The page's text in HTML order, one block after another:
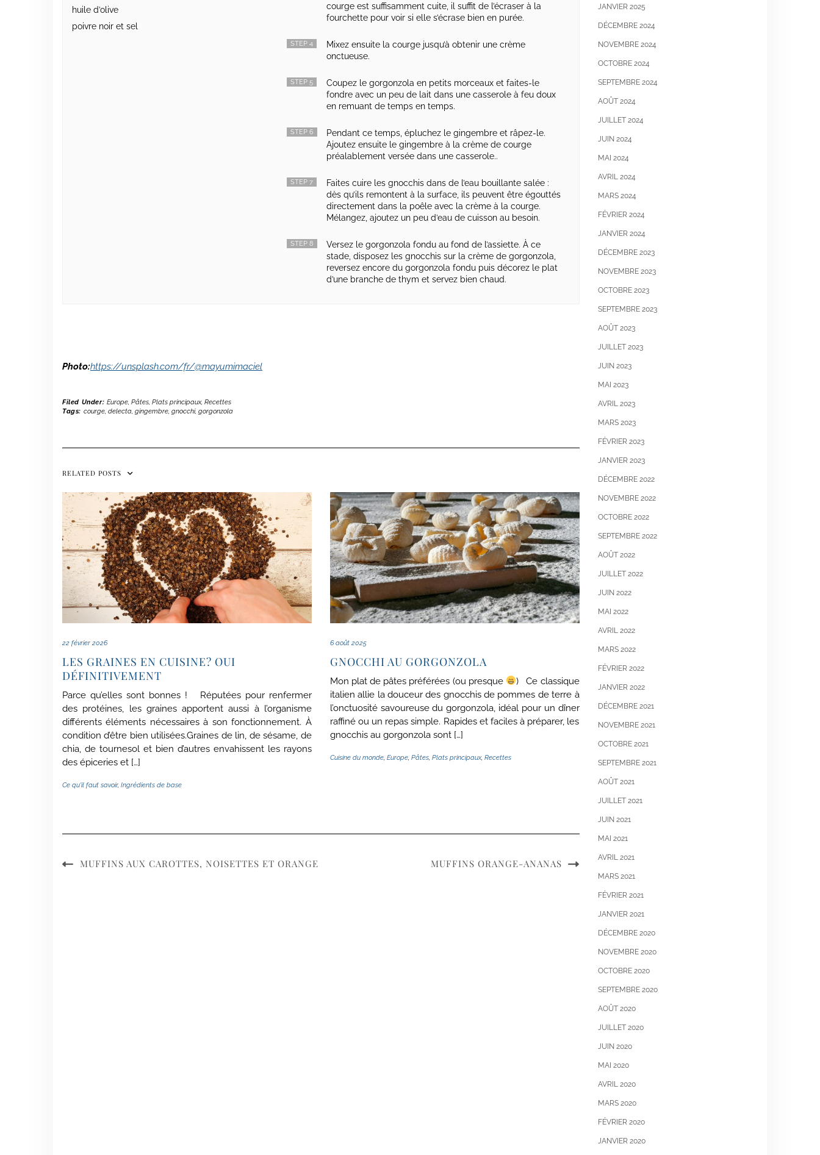
huile d’olive
poivre noir et sel
courge est suffisamment cuite, il suffit de l’écraser à la
fourchette pour voir si elle s’écrase bien en purée.
STEP 4
Mixez ensuite la courge jusqu’à obtenir une crème
onctueuse.
STEP 5
Coupez le gorgonzola en petits morceaux et faites-le
fondre avec un peu de lait dans une casserole à feu doux
en remuant de temps en temps.
STEP 6
Pendant ce temps, épluchez le gingembre et râpez-le.
Ajoutez ensuite le gingembre à la crème de courge
préalablement versée dans une casserole..
STEP 7
Faites cuire les gnocchis dans de l’eau bouillante salée :
dès qu’ils remontent à la surface, ils peuvent être égouttés
directement dans la poêle avec la crème à la courge.
Mélangez, ajoutez un peu d’eau de cuisson au besoin.
STEP 8
Versez le gorgonzola fondu au fond de l’assiette. À ce
stade, disposez les gnocchis sur la crème de gorgonzola,
reversez encore du gorgonzola fondu puis décorez le plat
d’une branche de thym et servez bien chaud.
Photo:https://unsplash.com/fr/@mayumimaciel
Filed Under: Europe, Pâtes, Plats principaux, Recettes
Tags: courge, delecta, gingembre, gnocchi, gorgonzola
RELATED POSTS
22 février 2026
LES GRAINES EN CUISINE? OUI
DÉFINITIVEMENT
Parce qu’elles sont bonnes ! Réputées pour renfermer
des protéines, les graines apportent aussi à l’organisme
différents éléments nécessaires à son fonctionnement. À
condition d’être bien utilisées.Graines de lin, de sésame, de
chia, de tournesol et bien d’autres envahissent les rayons
des épiceries et […]
Ce qu'il faut savoir, Ingrédients de base
6 août 2025
GNOCCHI AU GORGONZOLA
Mon plat de pâtes préférées (ou presque
) Ce classique
italien allie la douceur des gnocchis de pommes de terre à
l’onctuosité savoureuse du gorgonzola, idéal pour un dîner
raffiné ou un repas simple. Rapides et faciles à préparer, les
gnocchis au gorgonzola sont […]
Cuisine du monde, Europe, Pâtes, Plats principaux, Recettes
MUFFINS AUX CAROTTES, NOISETTES ET ORANGE MUFFINS ORANGE-ANANAS
JANVIER 2025
DÉCEMBRE 2024
NOVEMBRE 2024
OCTOBRE 2024
SEPTEMBRE 2024
AOÛT 2024
JUILLET 2024
JUIN 2024
MAI 2024
AVRIL 2024
MARS 2024
FÉVRIER 2024
JANVIER 2024
DÉCEMBRE 2023
NOVEMBRE 2023
OCTOBRE 2023
SEPTEMBRE 2023
AOÛT 2023
JUILLET 2023
JUIN 2023
MAI 2023
AVRIL 2023
MARS 2023
FÉVRIER 2023
JANVIER 2023
DÉCEMBRE 2022
NOVEMBRE 2022
OCTOBRE 2022
SEPTEMBRE 2022
AOÛT 2022
JUILLET 2022
JUIN 2022
MAI 2022
AVRIL 2022
MARS 2022
FÉVRIER 2022
JANVIER 2022
DÉCEMBRE 2021
NOVEMBRE 2021
OCTOBRE 2021
SEPTEMBRE 2021
AOÛT 2021
JUILLET 2021
JUIN 2021
MAI 2021
AVRIL 2021
MARS 2021
FÉVRIER 2021
JANVIER 2021
DÉCEMBRE 2020
NOVEMBRE 2020
OCTOBRE 2020
SEPTEMBRE 2020
AOÛT 2020
JUILLET 2020
JUIN 2020
MAI 2020
AVRIL 2020
MARS 2020
FÉVRIER 2020
JANVIER 2020